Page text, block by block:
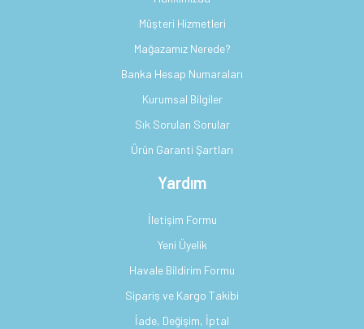
Müşteri Hizmetleri
Mağazamız Nerede?
Banka Hesap Numaraları
Kurumsal Bilgiler
Sık Sorulan Sorular
Ürün Garanti Şartları
Yardım
İletişim Formu
Yeni Üyelik
Havale Bildirim Formu
Sipariş ve Kargo Takibi
İade, Değişim, İptal